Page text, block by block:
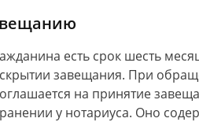
есть срок шесть
завещания. При
на принятие
у нотариуса. Оно